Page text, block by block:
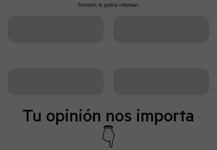
También te podría interesar...
Tu opinión nos importa
👇